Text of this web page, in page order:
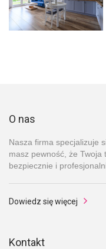
O nas
Nasza firma specjalizuje
masz pewność, że
bezpiecznie i
Dowiedz się więcej
Kontakt